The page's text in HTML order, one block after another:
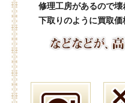
修理工房があるので壊
下取りのように買取価